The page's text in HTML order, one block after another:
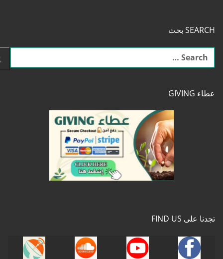
SEARCH بحث
البحث
عن:
عطاء GIVING
تجدنا على FIND US